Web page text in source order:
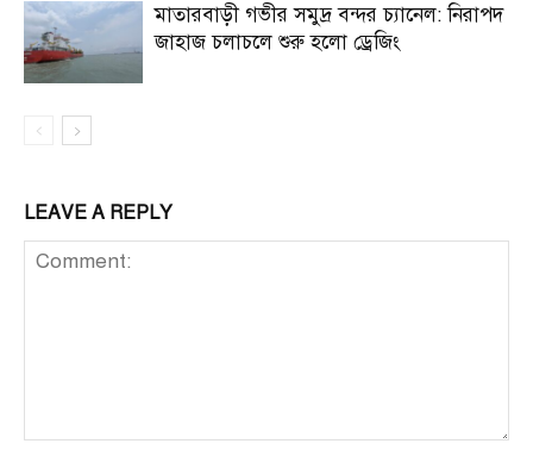
মাতারবাড়ী গভীর সমুদ্র বন্দর চ্যানেল: নিরাপদ
জাহাজ চলাচলে শুরু হলো ড্রেজিং
LEAVE A REPLY